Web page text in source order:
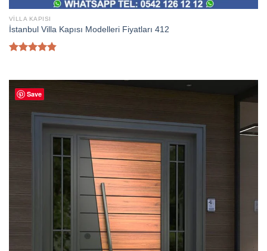
VILLA KAPISI
İstanbul Villa Kapısı Modelleri Fiyatları 412
4.80oy
aldı
Save